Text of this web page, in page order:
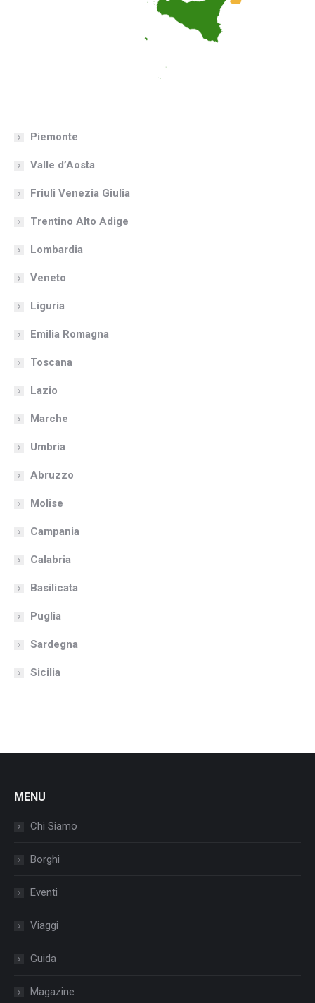
Piemonte
Valle d’Aosta
Friuli Venezia Giulia
Trentino Alto Adige
Lombardia
Veneto
Liguria
Emilia Romagna
Toscana
Lazio
Marche
Umbria
Abruzzo
Molise
Campania
Calabria
Basilicata
Puglia
Sardegna
Sicilia
MENU
Chi Siamo
Borghi
Eventi
Viaggi
Guida
Magazine